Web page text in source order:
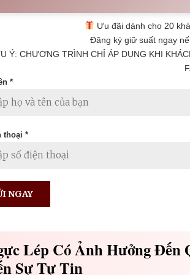
Ưu đãi dành cho 20
Đăng ký giữ suất ngay
Ý: CHƯƠNG TRÌNH CHỈ ÁP DỤNG KHI
*
thoại *
Lép Có Ảnh Hưởng Đến
Sự Tự Tin